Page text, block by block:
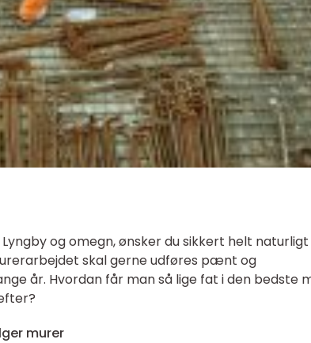
og omegn, ønsker du sikkert helt
skal gerne udføres pænt og
år. Hvordan får man så lige fat i den bedste
murer